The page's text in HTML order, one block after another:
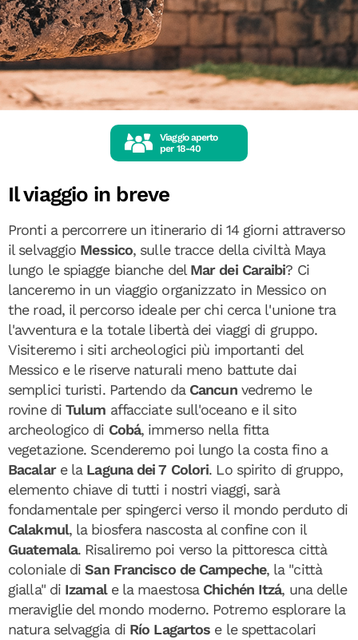
Viaggio aperto
per 18-40
Il viaggio in breve
Pronti a percorrere un itinerario di 14 giorni attraverso
il selvaggio Messico, sulle tracce della civiltà Maya
lungo le spiagge bianche del Mar dei Caraibi? Ci
lanceremo in un viaggio organizzato in Messico on
the road, il percorso ideale per chi cerca l'unione tra
l'avventura e la totale libertà dei viaggi di gruppo.
Visiteremo i siti archeologici più importanti del
Messico e le riserve naturali meno battute dai
semplici turisti. Partendo da Cancun vedremo le
rovine di Tulum affacciate sull'oceano e il sito
archeologico di Cobá, immerso nella fitta
vegetazione. Scenderemo poi lungo la costa fino a
Bacalar e la Laguna dei 7 Colori. Lo spirito di gruppo,
elemento chiave di tutti i nostri viaggi, sarà
fondamentale per spingerci verso il mondo perduto di
Calakmul, la biosfera nascosta al confine con il
Guatemala. Risaliremo poi verso la pittoresca città
coloniale diSan Francisco de Campeche, la "città
gialla" di Izamal e la maestosa Chichén Itzá, una delle
meraviglie del mondo moderno. Potremo esplorare la
natura selvaggia di Río Lagartos e le spettacolari